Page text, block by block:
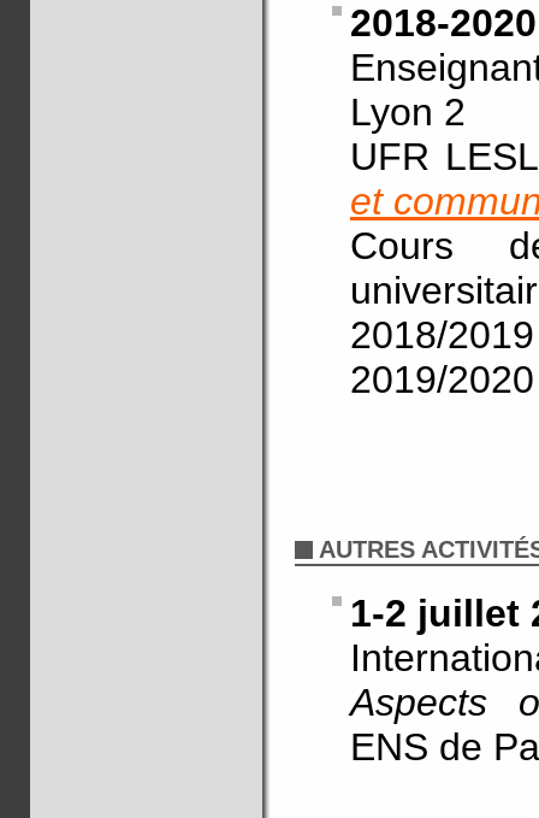
2018-2020
Lyon 2
UFR
et
Cours
2018/
2019/
AUTRES
1-2 juillet
Aspects
ENS de